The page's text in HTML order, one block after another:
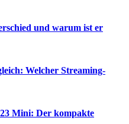
und warum ist er
Welcher Streaming-
Mini: Der kompakte